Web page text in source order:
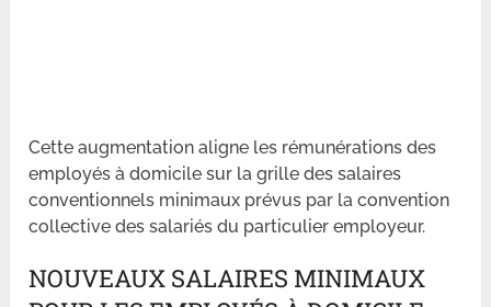
Cette augmentation aligne les rémunérations des
employés à domicile sur la grille des salaires
conventionnels minimaux prévus par la convention
collective des salariés du particulier employeur.
NOUVEAUX SALAIRES MINIMAUX